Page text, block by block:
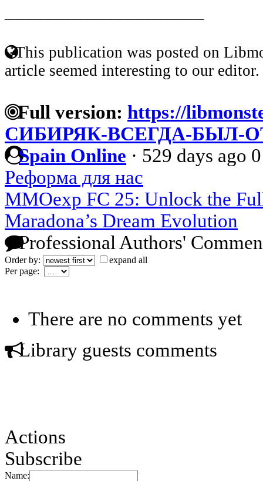
This publication was posted on
article seemed interesting to our editor.
Full version: https://
СИБИРЯК-ВСЕГДА-
Spain Online · 529 days ago 0
Реформа для нас
MMOexp FC 25: Unlock the
Maradona’s Dream Evolution
Professional Authors'
Order by:
expand all
Per page:
There are no comments yet
Library guests comments
Actions
Subscribe
Name: